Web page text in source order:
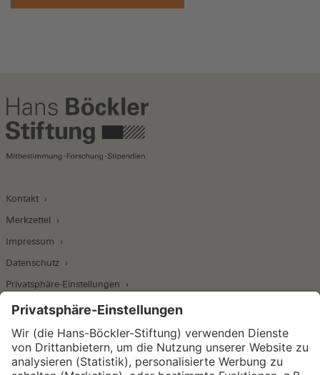
Kontakt
Merkzettel
Impressum
Datenschutz
Privatsphäre-Einstellungen
Wirtschafts- und Sozialwissenschaftliches Institut